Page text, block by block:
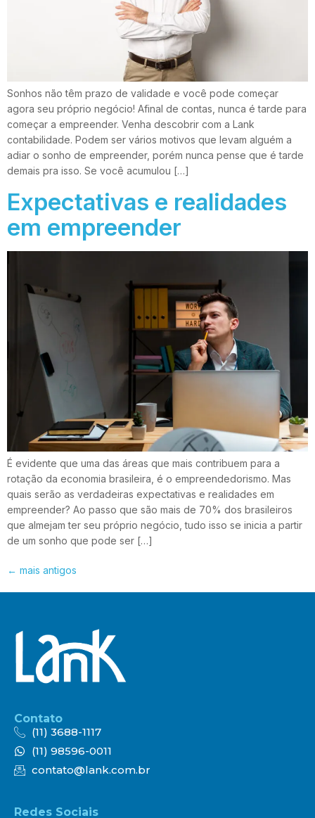
Sonhos não têm prazo de validade e você pode começar
agora seu próprio negócio! Afinal de contas, nunca é tarde para
começar a empreender. Venha descobrir com a Lank
contabilidade. Podem ser vários motivos que levam alguém a
adiar o sonho de empreender, porém nunca pense que é tarde
demais pra isso. Se você acumulou […]
Expectativas e realidades
em empreender
É evidente que uma das áreas que mais contribuem para a
rotação da economia brasileira, é o empreendedorismo. Mas
quais serão as verdadeiras expectativas e realidades em
empreender? Ao passo que são mais de 70% dos brasileiros
que almejam ter seu próprio negócio, tudo isso se inicia a partir
de um sonho que pode ser […]
← mais antigos
Contato
(11) 3688-1117
(11) 98596-0011
contato@lank.com.br
Redes Sociais